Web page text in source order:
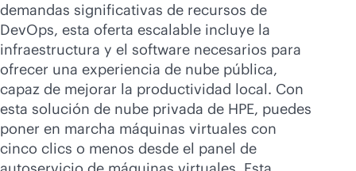
demandas significativas de recursos de
DevOps, esta oferta escalable incluye la
infraestructura y el software necesarios para
ofrecer una experiencia de nube pública,
capaz de mejorar la productividad local. Con
esta solución de nube privada de HPE, puedes
poner en marcha máquinas virtuales con
cinco clics o menos desde el panel de